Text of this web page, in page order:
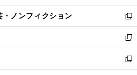
開
く
ウ
で
開
く
ン
ド
ウ
で
開
く
ウ
ィ
ン
ド
ウ
で
開
ノンフィクション
新
し
い
ウ
ィ
ン
新
し
い
ウ
新
し